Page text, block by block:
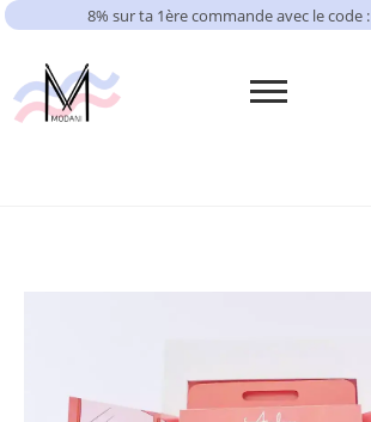
8% sur ta 1ère commande avec le code :